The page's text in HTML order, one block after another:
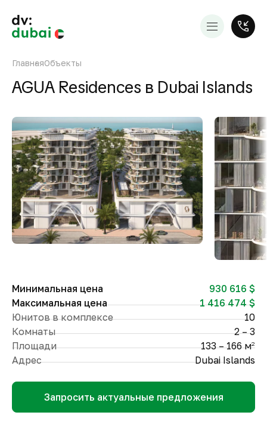
ГлавнаяОбъекты
AGUA Residences в Dubai Islands
Минимальная цена
930 616 $
Максимальная цена
1 416 474 $
Юнитов в комплексе
10
Комнаты
2 – 3
Площади
133 – 166 м2
Адрес Dubai Islands
Запросить актуальные предложения